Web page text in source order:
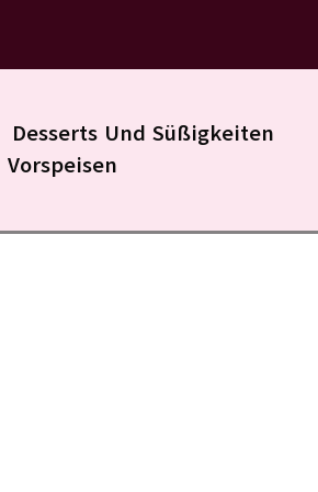
Desserts Und Süßigkeiten
Vorspeisen